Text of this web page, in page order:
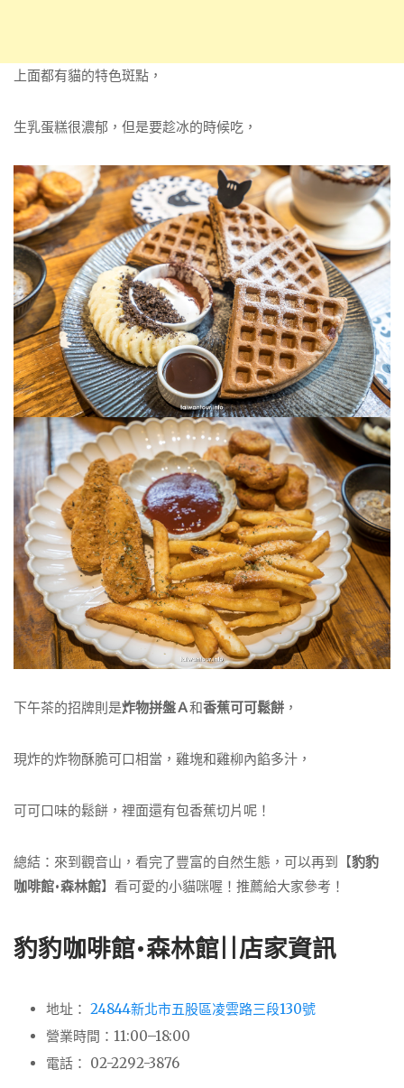
上面都有貓的特色斑點，
生乳蛋糕很濃郁，但是要趁冰的時候吃，
下午茶的招牌則是炸物拼盤Ａ和香蕉可可鬆餅 ，
現炸的炸物酥脆可口相當，雞塊和雞柳內餡多汁，
可可口味的鬆餅，裡面還有包香蕉切片呢！
總結：來到觀音山，看完了豐富的自然生態，可以再到【豹豹
咖啡館•森林館】看可愛的小貓咪喔！推薦給大家參考！
豹豹咖啡館•森林館||店家資訊
地址： 24844新北市五股區凌雲路三段130號
營業時間：11:00–18:00
電話： 02-2292-3876